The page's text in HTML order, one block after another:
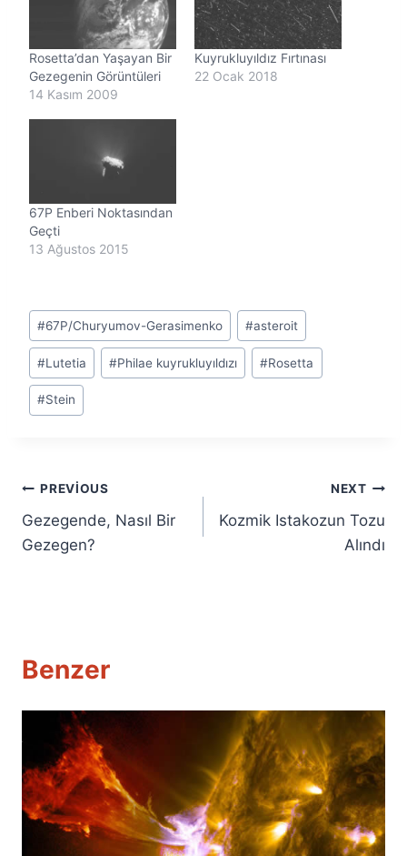
Rosetta’dan Yaşayan Bir
Gezegenin Görüntüleri
14 Kasım 2009
Kuyrukluyıldız Fırtınası
22 Ocak 2018
67P Enberi Noktasından
Geçti
13 Ağustos 2015
Post
Tags:
#67P/Churyumov-Gerasimenko #asteroit
#Lutetia #Philae kuyrukluyıldızı #Rosetta
#Stein
Yazı
gezinmesi
PREVIOUS
Gezegende, Nasıl Bir
Gezegen?
NEXT
Kozmik Istakozun Tozu
Alındı
Benzer